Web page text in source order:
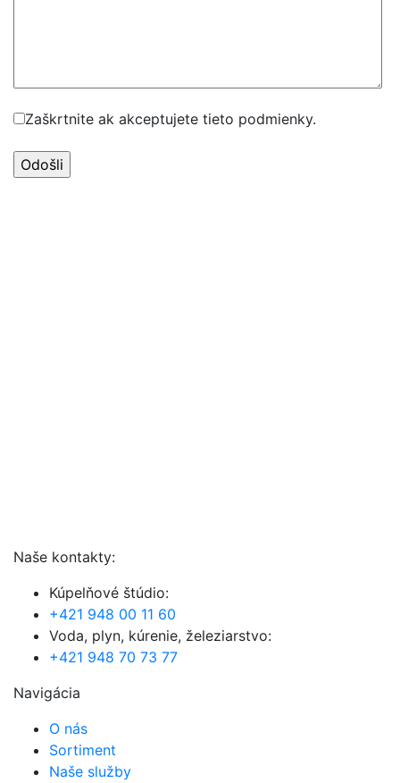
Zaškrtnite ak akceptujete tieto podmienky.
Naše kontakty:
Kúpelňové štúdio:
+421 948 00 11 60
Voda, plyn, kúrenie, železiarstvo:
+421 948 70 73 77
Navigácia
O nás
Sortiment
Naše služby